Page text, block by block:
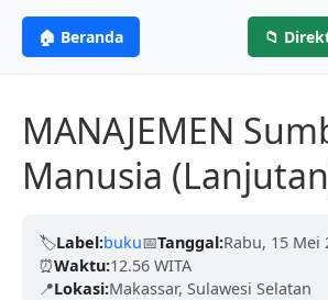
MI CV. MITRA ILMU
Berdedikasi untuk menerbitkan
dan peneliti untuk
ANGGOTA IKAPI
Profesional &
Terpercaya
Kami telah dipercaya oleh ribuan
ramah.
🏠 Beranda 📁
MANAJEMEN
Manusia
🏷️Label:buku📅Tanggal:Rabu, 15 Mei
⏰Waktu:12.56 WITA
📍Lokasi:Makassar, Sulawesi Selatan